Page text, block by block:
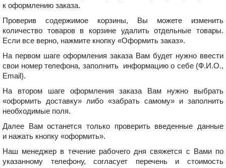
к оформлению заказа.
Проверив содержимое корзины, Вы можете изменить
количество товаров в корзине удалить отдельные товары.
Если все верно, нажмите кнопку «Оформить заказ».
На первом шаге оформления заказа Вам будет нужно ввести
свои номер телефона, заполнить информацию о себе (Ф.И.О.,
Email).
На втором шаге оформления заказа Вам нужно выбрать
«оформить доставку» либо «забрать самому» и заполнить
необходимые поля.
Далее Вам останется только проверить введенные данные
и нажать кнопку «оформить».
Наш менеджер в течение рабочего дня свяжется с Вами по
указанному телефону, согласует перечень и стоимость